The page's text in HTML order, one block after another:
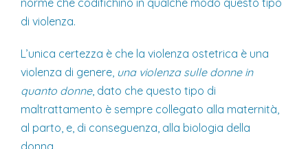
norme che codifichino in qualche modo questo tipo
di violenza.
L’unica certezza è che la violenza ostetrica è una
violenza di genere, una violenza sulle donne in
quanto donne, dato che questo tipo di
maltrattamento è sempre collegato alla maternità,
al parto, e, di conseguenza, alla biologia della